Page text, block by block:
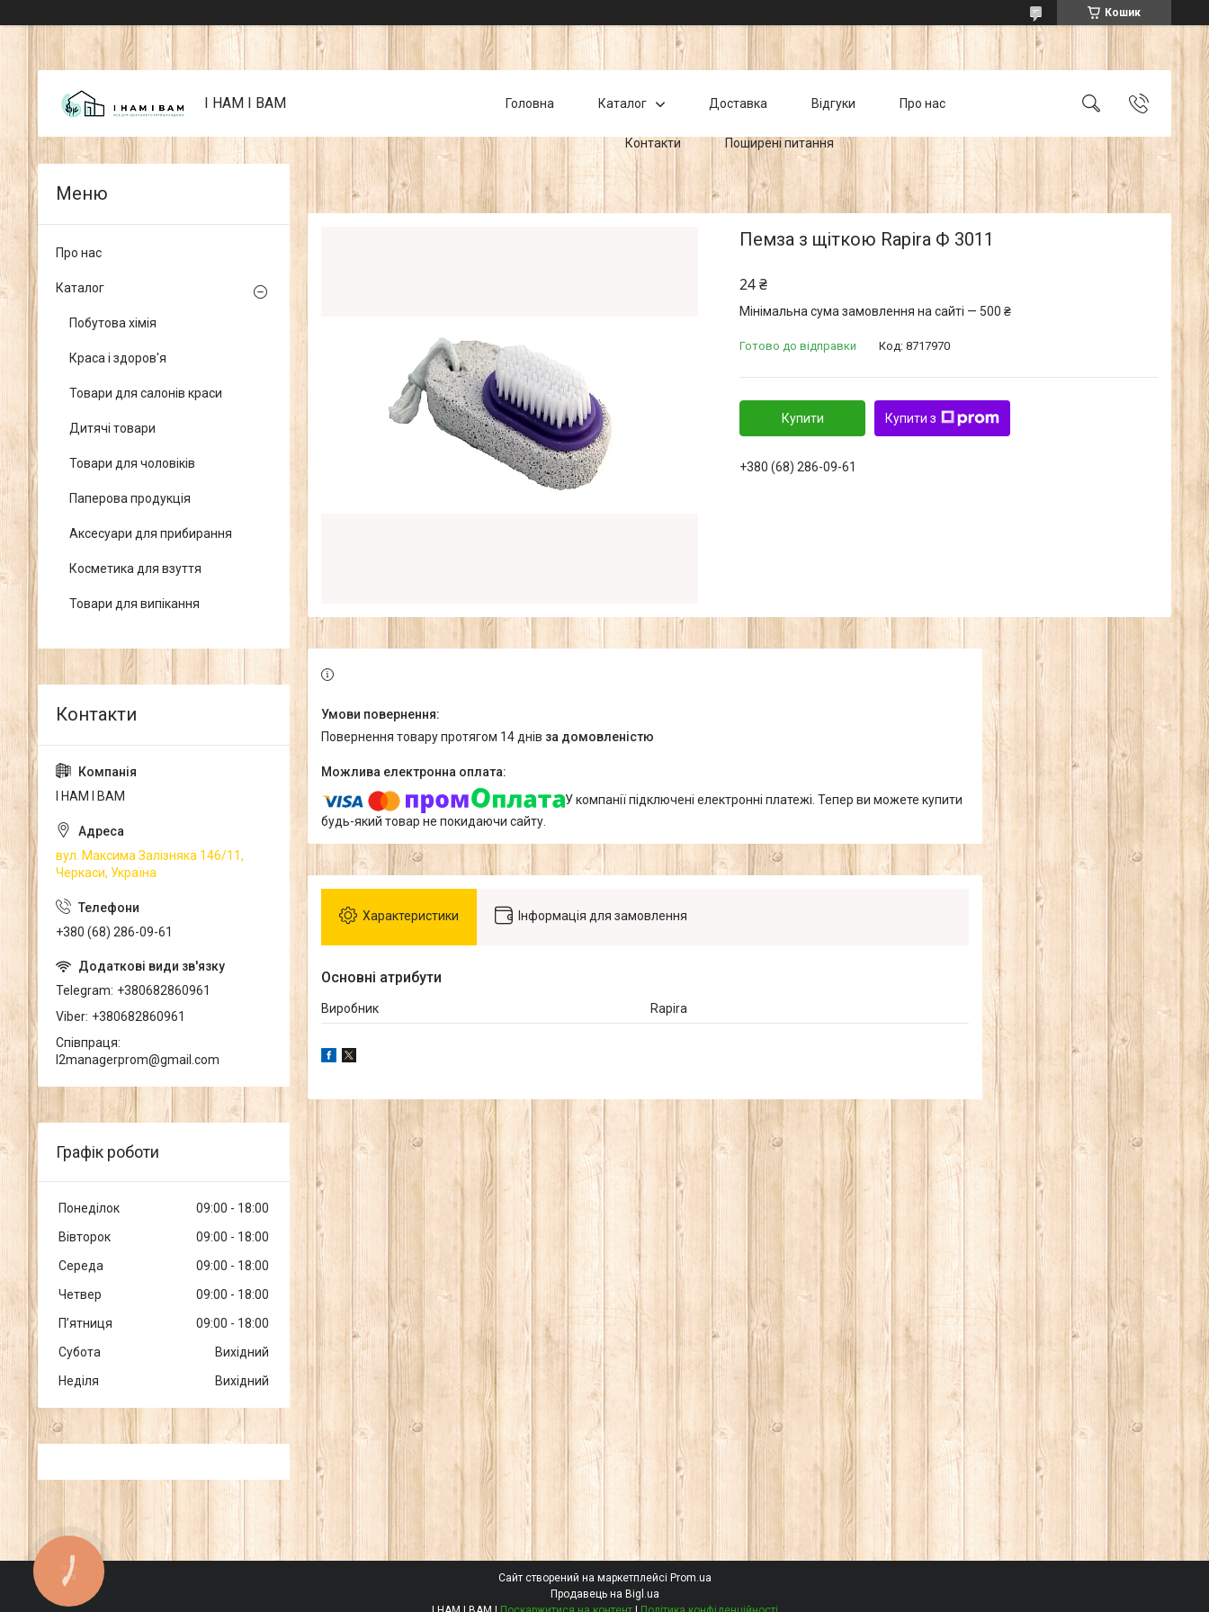
Кошик
I НАМ I ВАМ Головна Каталог Доставка Відгуки Про нас
Контакти Поширені питання
Пемза з щіткою Rapira Ф 3011
24 ₴
Мінімальна сума замовлення на сайті — 500 ₴
Готово до відправки Код: 8717970
Купити Купити з
+380 (68) 286-09-61
повернення товару протягом 14 днів за домовленістю
У компанії підключені електронні платежі. Тепер ви можете купити
будь-який товар не покидаючи сайту.
Характеристики Інформація для замовлення
Основні атрибути
Виробник Rapira
Про нас
Каталог
Побутова хімія
Краса і здоров'я
Товари для салонів краси
Дитячі товари
Товари для чоловіків
Паперова продукція
Аксесуари для прибирання
Косметика для взуття
Товари для випікання
І НАМ І ВАМ
вул. Максима Залізняка 146/11,
Черкаси, Україна
+380 (68) 286-09-61
Telegram +380682860961
Viber +380682860961
Співпраця
l2managerprom@gmail.com
Графік роботи
Понеділок 09:00
18:00
Вівторок
09:00
18:00
Середа
09:00
18:00
Четвер
09:00
18:00
Пʼятниця
09:00
18:00
Субота
Вихідний
Неділя
Вихідний
Сайт створений на маркетплейсі Prom.ua
Продавець на Bigl.ua